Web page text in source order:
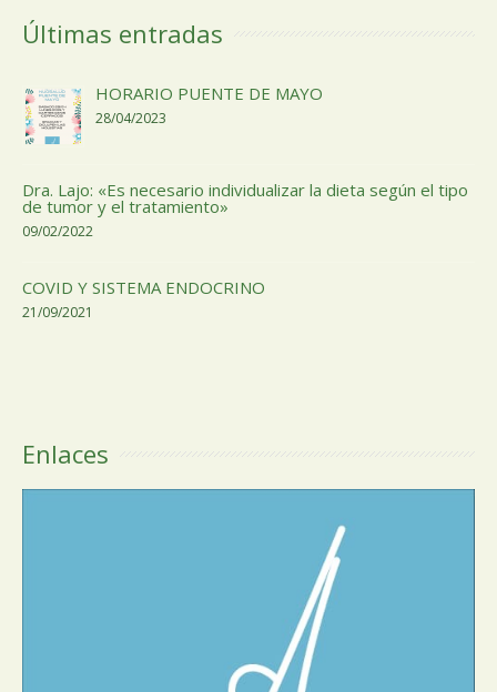
Últimas entradas
HORARIO PUENTE DE MAYO
28/04/2023
Dra. Lajo: «Es necesario individualizar la dieta según el tipo
de tumor y el tratamiento»
09/02/2022
COVID Y SISTEMA ENDOCRINO
21/09/2021
Enlaces